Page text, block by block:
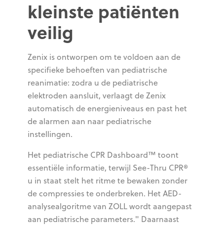
kleinste patiënten
veilig
Zenix is ontworpen om te voldoen aan de
specifieke behoeften van pediatrische
reanimatie: zodra u de pediatrische
elektroden aansluit, verlaagt de Zenix
automatisch de energieniveaus en past het
de alarmen aan naar pediatrische
instellingen.
Het pediatrische CPR Dashboard™ toont
essentiële informatie, terwijl See-Thru CPR®
u in staat stelt het ritme te bewaken zonder
de compressies te onderbreken. Het AED-
analysealgoritme van ZOLL wordt aangepast
aan pediatrische parameters." Daarnaast